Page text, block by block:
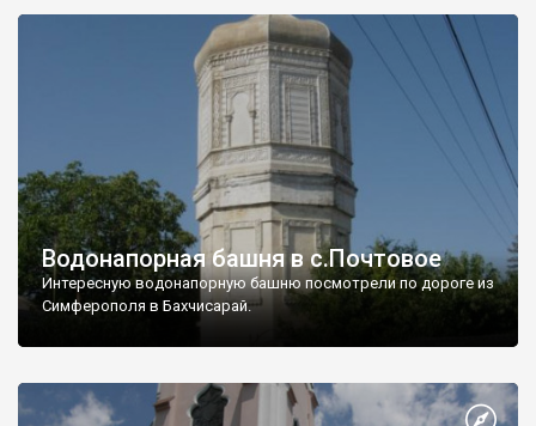
Водонапорная башня в с.Почтовое
Интересную водонапорную башню посмотрели по дороге из
Симферополя в Бахчисарай.